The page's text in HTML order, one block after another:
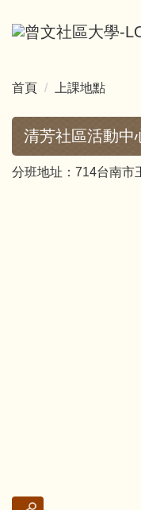
到
內
首頁 上課地點
清芳社區活動中
分班地址：714台南市